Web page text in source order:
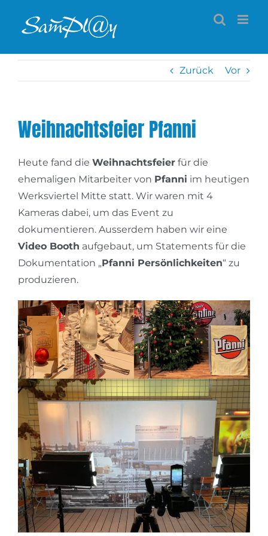
Inhalt
Zurück Vor
Weihnachtsfeier Pfanni
Heute fand die Weihnachtsfeier für die
ehemaligen Mitarbeiter von Pfanni im heutigen
Werksviertel Mitte statt. Wir waren mit 4
Kameras dabei, um das Event zu
dokumentieren. Ausserdem haben wir eine
Video Booth aufgebaut, um Statements für die
Dokumentation „Pfanni Persönlichkeiten“ zu
produzieren.